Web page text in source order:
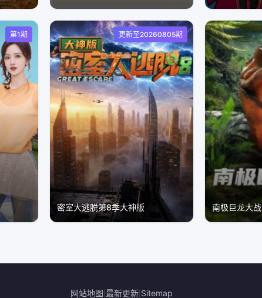
第1期 更新至20260805期
密室大逃脱第8季大神版 南极巨龙大战
网站地图 最新更新 Sitemap